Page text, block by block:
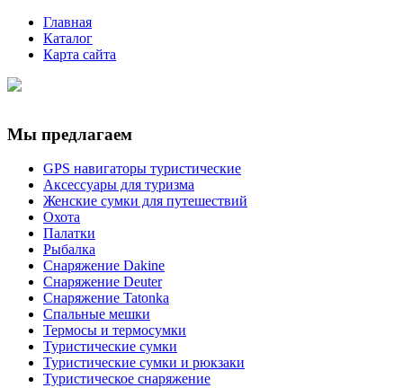
Главная
Каталог
Карта сайта
Мы предлагаем
GPS навигаторы туристические
Аксессуары для туризма
Женские сумки для путешествий
Охота
Палатки
Рыбалка
Снаряжение Dakine
Снаряжение Deuter
Снаряжение Tatonka
Спальные мешки
Термосы и термосумки
Туристические сумки
Туристические сумки и рюкзаки
Туристическое снаряжение